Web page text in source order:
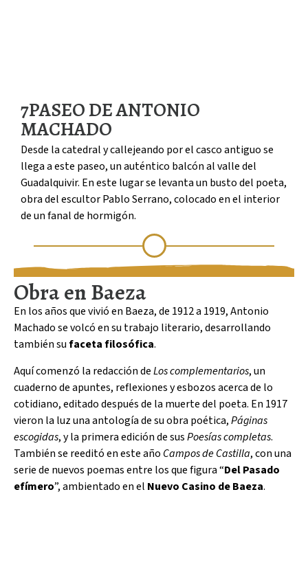
7PASEO DE ANTONIO
MACHADO
Desde la catedral y callejeando por el casco antiguo se
llega a este paseo, un auténtico balcón al valle del
Guadalquivir. En este lugar se levanta un busto del poeta,
obra del escultor Pablo Serrano, colocado en el interior
de un fanal de hormigón.
Obra en Baeza
En los años que vivió en Baeza, de 1912 a 1919, Antonio
Machado se volcó en su trabajo literario, desarrollando
también sufaceta filosófica.
Aquí comenzó la redacción deLos complementarios, un
cuaderno de apuntes, reflexiones y esbozos acerca de lo
cotidiano, editado después de la muerte del poeta. En 1917
vieron la luz una antología de su obra poética,Páginas
escogidas, y la primera edición de susPoesías completas.
También se reeditó en este año Campos de Castilla, con una
serie de nuevos poemas entre los que figura “Del Pasado
efímero”, ambientado en el Nuevo Casino de Baeza.